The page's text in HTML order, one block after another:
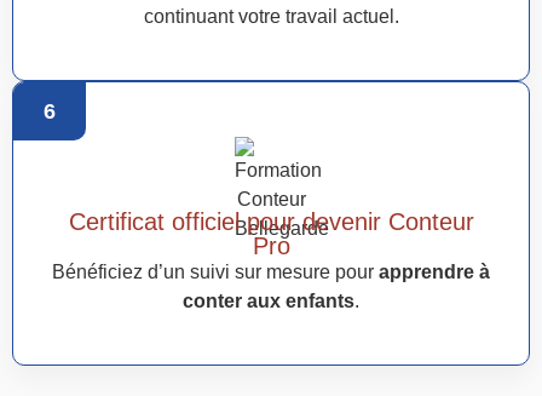
continuant votre travail actuel.
6
Certificat officiel pour devenir Conteur
Pro
Bénéficiez d’un suivi sur mesure pour apprendre à
conter aux enfants.